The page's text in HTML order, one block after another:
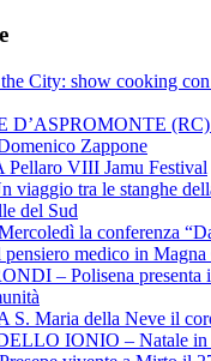
City: show cooking
(RC)
Zappone
Pellaro VIII Jamu Festival
viaggio tra le stanghe
del Sud
la conferenza
pensiero medico in Magna
– Polisena presenta
S. Maria della Neve il
IONIO – Natale in